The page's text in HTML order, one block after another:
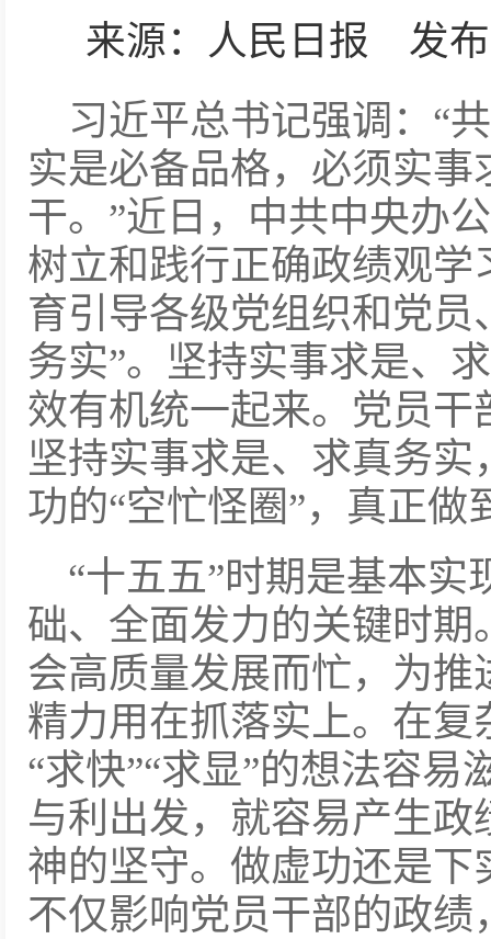
来源：人民日报 发布
习近平总书记强调：“
实是必备品格，必须实
干。”近日，中共中央办
树立和践行正确政绩观学
育引导各级党组织和党
务实”。坚持实事求是、
效有机统一起来。党员
坚持实事求是、求真务
功的“空忙怪圈”，真正
“十五五”时期是基本
础、全面发力的关键时
会高质量发展而忙，为
精力用在抓落实上。在
“求快”“求显”的想法容
与利出发，就容易产生
神的坚守。做虚功还是
不仅影响党员干部的政